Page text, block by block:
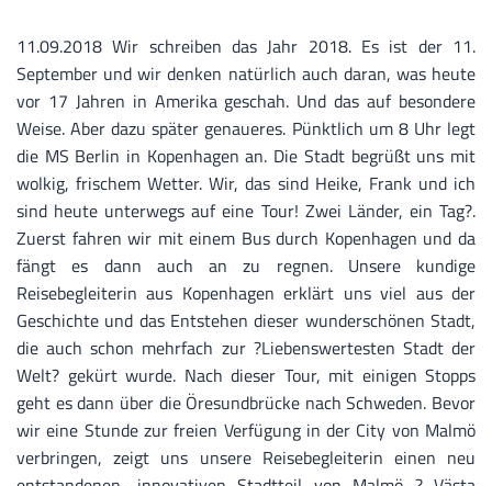
11.09.2018 Wir schreiben das Jahr 2018. Es ist der 11.
September und wir denken natürlich auch daran, was heute
vor 17 Jahren in Amerika geschah. Und das auf besondere
Weise. Aber dazu später genaueres. Pünktlich um 8 Uhr legt
die MS Berlin in Kopenhagen an. Die Stadt begrüßt uns mit
wolkig, frischem Wetter. Wir, das sind Heike, Frank und ich
sind heute unterwegs auf eine Tour! Zwei Länder, ein Tag?.
Zuerst fahren wir mit einem Bus durch Kopenhagen und da
fängt es dann auch an zu regnen. Unsere kundige
Reisebegleiterin aus Kopenhagen erklärt uns viel aus der
Geschichte und das Entstehen dieser wunderschönen Stadt,
die auch schon mehrfach zur ?Liebenswertesten Stadt der
Welt? gekürt wurde. Nach dieser Tour, mit einigen Stopps
geht es dann über die Öresundbrücke nach Schweden. Bevor
wir eine Stunde zur freien Verfügung in der City von Malmö
verbringen, zeigt uns unsere Reisebegleiterin einen neu